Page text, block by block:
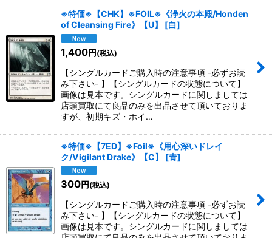
※特価※【CHK】※FOIL※《浄火の本殿/Honden
of Cleansing Fire》【U】
[白]
1,400円 (税込)
【シングルカードご購入時の注意事項 -必ずお読
み下さい- 】【シングルカードの状態について】
画像は見本です。シングルカードに関しましては
店頭買取にて良品のみを出品させて頂いておりま
すが、初期キズ・ホイ…
※特価※【7ED】※Foil※《用心深いドレイ
ク/Vigilant Drake》【C】
[青]
300円 (税込)
【シングルカードご購入時の注意事項 -必ずお読
み下さい- 】【シングルカードの状態について】
画像は見本です。シングルカードに関しましては